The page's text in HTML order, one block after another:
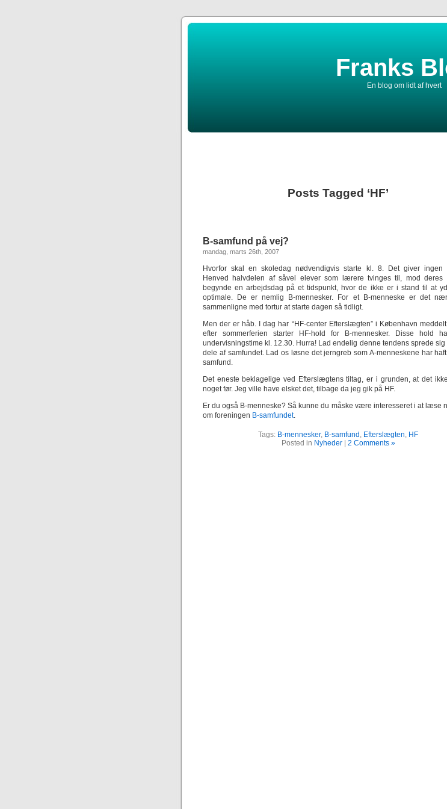
Franks
En blog om lidt af hvert
Posts Tagged ‘HF’
B-samfund på vej?
mandag, marts 26th, 2007
Hvorfor skal en skoledag nødvendigvis starte kl. 8. Det giver ingen
Henved halvdelen af såvel elever som lærere tvinges til, mod deres
begynde en arbejdsdag på et tidspunkt, hvor de ikke er i stand til at
optimale. De er nemlig B-mennesker. For et B-menneske er det
sammenligne med tortur at starte dagen så tidligt.
Men der er håb. I dag har “HF-center Efterslægten” i København
efter sommerferien starter HF-hold for B-mennesker. Disse hold
undervisningstime kl. 12.30. Hurra! Lad endelig denne tendens sprede sig
dele af samfundet. Lad os løsne det jerngreb som A-menneskene har
samfund.
Det eneste beklagelige ved Efterslægtens tiltag, er i grunden, at det
noget før. Jeg ville have elsket det, tilbage da jeg gik på HF.
Er du også B-menneske? Så kunne du måske være interesseret i at læse
om foreningen B-samfundet.
Tags: B-mennesker, B-samfund , Efterslægten, HF
Posted in Nyheder| 2 Comments »